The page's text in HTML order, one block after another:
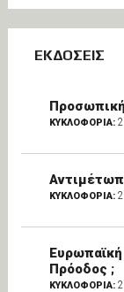
ΕΚΔΟΣΕΙΣ
ΚΥΚΛΟΦΟΡΙΑ:
ΚΥΚΛΟΦΟΡΙΑ:
Πρόοδος ;
ΚΥΚΛΟΦΟΡΙΑ: